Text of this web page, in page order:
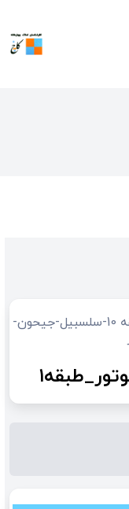
اجاره، آپارتمان در تهران، تهران ، منطقه 10-سلسبیل-جیحون-